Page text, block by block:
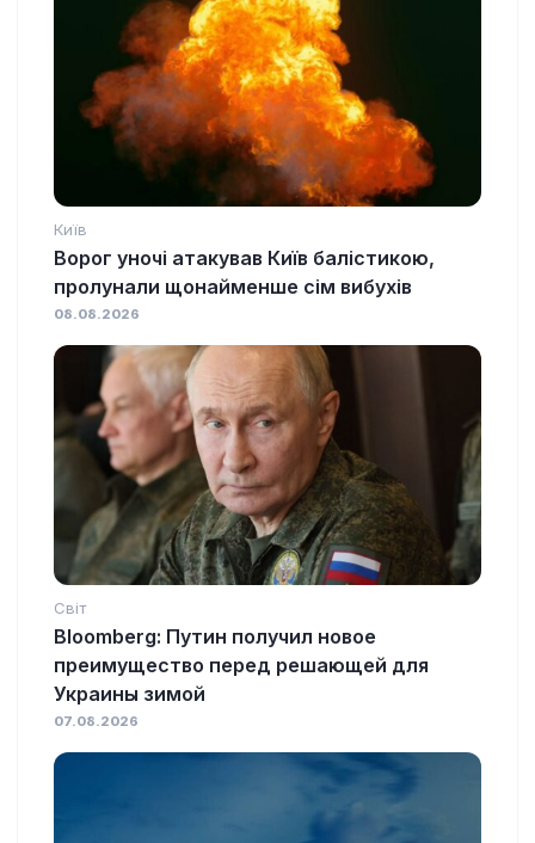
Київ
Ворог уночі атакував Київ балістикою,
пролунали щонайменше сім вибухів
08.08.2026
Світ
Bloomberg: Путин получил новое
преимущество перед решающей для
Украины зимой
07.08.2026